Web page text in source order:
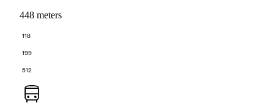
448 meters
118
199
512